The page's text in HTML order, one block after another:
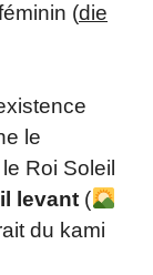
(die
le
le Roi Soleil
levant (
du kami